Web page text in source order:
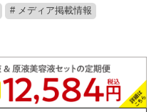
# メディア掲載情報